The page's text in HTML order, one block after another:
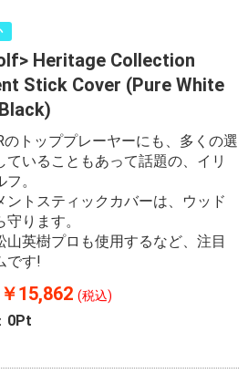
Heritage Collection
Stick Cover (Pure White
のトッププレーヤーにも、多くの選
ていることもあって話題の、イリ
。
ントスティックカバーは、ウッド
ります。
山英樹プロも使用するなど、注目
です!
￥15,862(税込)
0Pt